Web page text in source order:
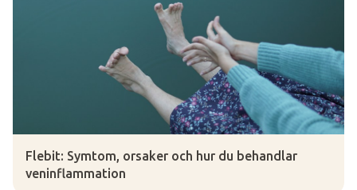
Flebit: Symtom, orsaker och hur du behandlar
veninflammation